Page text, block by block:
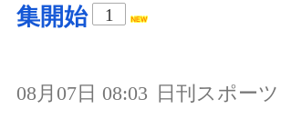
集開始
1
08月07日 08:03 日刊スポーツ